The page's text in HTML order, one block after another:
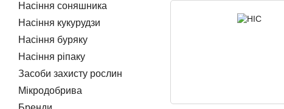
Насіння соняшника
Насіння кукурудзи
Насіння буряку
Насіння ріпаку
Засоби захисту рослин
Мікродобрива